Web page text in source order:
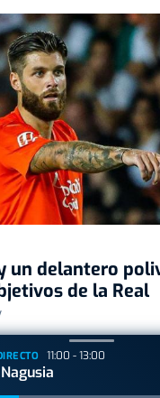
un delantero
de la Real
11:00 - 13:00